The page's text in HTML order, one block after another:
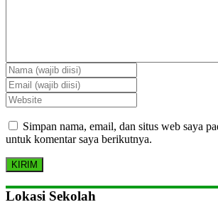
Simpan nama, email, dan situs web saya
untuk komentar saya berikutnya.
Lokasi Sekolah